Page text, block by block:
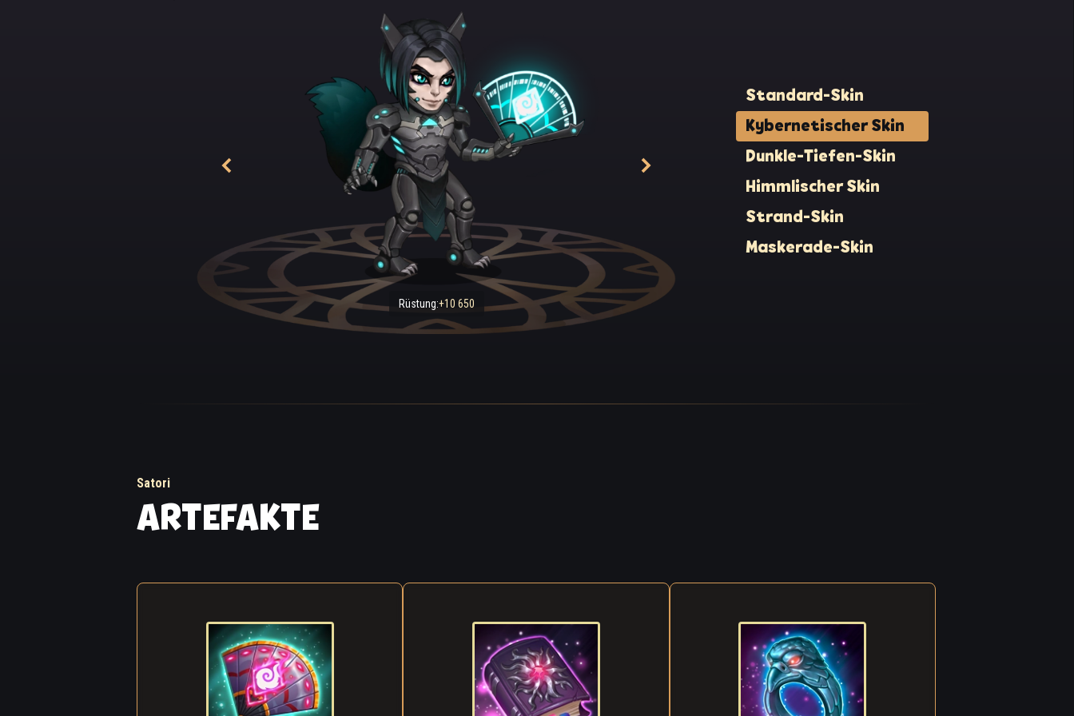
des Kinds wollten sie allerdings auch nicht zu noch extremeren Methoden greifen und
sagten ihm stattdessen einen frühen Tod voraus. So kam Satori schließlich ins Krankenhaus
für die Sterbenskranken. Alles, was er dort hatte, waren ein paar Gebete, neue Kleidung und
ein Fächer – sein liebstes Spielzeug. Fortan verbrachte er seine Zeit also im Sanatorium von
Im Laufe der Jahre wurden Satoris Schmerzen nur noch schlimmer, was ihn an den Rand der
Verzweiflung trieb. Sein Herz sehnte sich nach der Erlösung durch den Tod. Sein eintöniges
Zimmer, wo er jede Stunde jeden Tages verbrachte, sorgte sicher nicht für Linderung: Ein
Bett, vier Wände, Boden und Decke, mehr war da nicht. Nur einmal in der Woche durfte er sein
Gefängnis verlassen und etwas frische Luft im Garten schnuppern, wo man ihn auf einer
Pritsche liegend zurückließ, während sein Zimmer gereinigt wurde.
Nun, nicht mehr in der Lage, seine Tränen noch länger zurückzuhalten, blickte Satori
hoffnungslos den freien, blauen Himmel an, lauschte dem bittersüßen Gezwitscher der Vögel
und träumte, so frei zu sein wie sie. Aber was war das? Jemand hatte seine Hand, die
schlaff von der Pritsche herabhing, sanft berührt.
„Hallo, Satori“, flüsterte ihm eine Stimme zu und aus dem Augenwinkel sah er etwas mit
„Ja, ja! Du wirst stark werden, Satori“, fügte eine andere fuchsartige Stimme hinzu.
wollte sie nie haben!“, grummelte der Junge durch zusammengebissene Zähne.
„Die Seele hat dich bereits auserwählt. Dir bleibt nur die Wahl, alles in gleichem Maße mit ihr
zu teilen. Das ist nur gerecht!“
„Na dann … gut, dann soll es so sein“, antwortete der sterbenskranke Junge geschlagen.
Rüstung:+10 650
Standard-Skin
Kybernetischer Skin
Dunkle-Tiefen-Skin
Himmlischer Skin
Strand-Skin
Maskerade-Skin
Satori
ARTEFAKTE